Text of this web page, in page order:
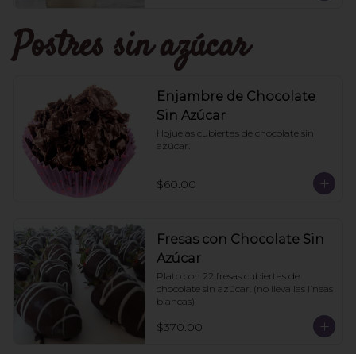
Postres sin azúcar
Enjambre de Chocolate
Sin Azúcar
Hojuelas cubiertas de chocolate sin
azúcar.
$60.00
Fresas con Chocolate Sin
Azúcar
Plato con 22 fresas cubiertas de
chocolate sin azúcar. (no lleva las líneas
blancas)
$370.00